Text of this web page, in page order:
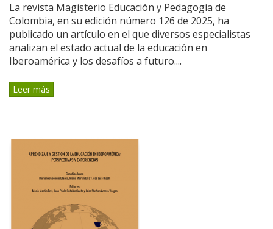
La revista Magisterio Educación y Pedagogía de
Colombia, en su edición número 126 de 2025, ha
publicado un artículo en el que diversos especialistas
analizan el estado actual de la educación en
Iberoamérica y los desafíos a futuro....
Leer más